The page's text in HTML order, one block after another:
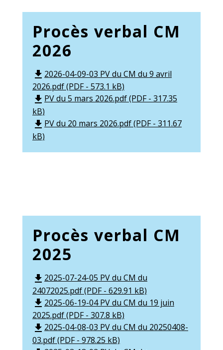
Procès verbal CM
2026
file_download 2026-04-09-03 PV du CM du 9 avril
2026.pdf (PDF - 573.1 kB)
file_download PV du 5 mars 2026.pdf (PDF - 317.35
kB)
file_download PV du 20 mars 2026.pdf (PDF - 311.67
kB)
Procès verbal CM
2025
file_download 2025-07-24-05 PV du CM du
24072025.pdf (PDF - 629.91 kB)
file_download 2025-06-19-04 PV du CM du 19 juin
2025.pdf (PDF - 307.8 kB)
file_download 2025-04-08-03 PV du CM du 20250408-
03.pdf (PDF - 978.25 kB)